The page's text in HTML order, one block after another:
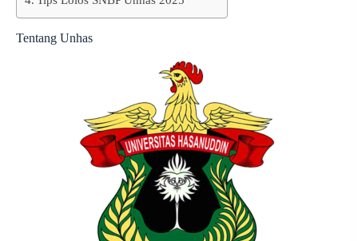
Tentang Unhas